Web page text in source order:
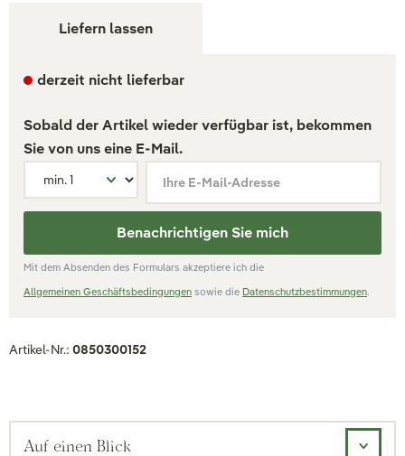
Liefern lassen
derzeit nicht lieferbar
Sobald der Artikel wieder verfügbar ist, bekommen
Sie von uns eine E-Mail.
Ihre E-Mail-Adresse
Benachrichtigen Sie mich
Mit dem Absenden des Formulars akzeptiere ich die
Allgemeinen Geschäftsbedingungen sowie die Datenschutzbestimmungen.
Artikel-Nr.: 0850300152
Auf einen Blick